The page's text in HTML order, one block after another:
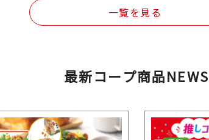
一覧を見る
最新コープ商品NEWS